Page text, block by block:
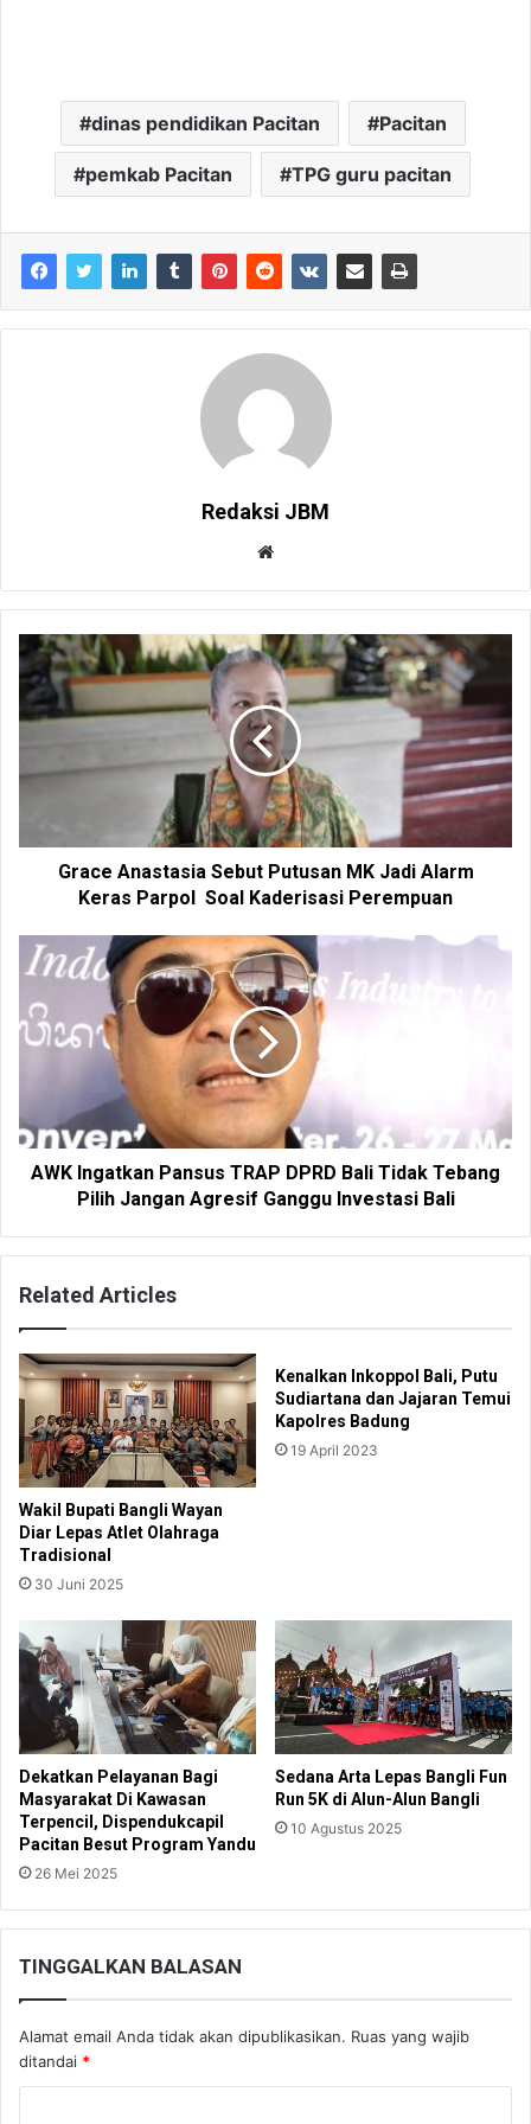
dinas pendidikan Pacitan Pacitan
pemkab Pacitan TPG guru pacitan
Redaksi JBM
b
s
i
t
e
Grace Anastasia Sebut Putusan MK Jadi Alarm
Keras Parpol Soal Kaderisasi Perempuan
AWK Ingatkan Pansus TRAP DPRD Bali Tidak Tebang
Pilih Jangan Agresif Ganggu Investasi Bali
Related Articles
Wakil Bupati Bangli Wayan
Diar Lepas Atlet Olahraga
Tradisional
30 Juni 2025
Kenalkan Inkoppol Bali, Putu
Sudiartana dan Jajaran Temui
Kapolres Badung
19 April 2023
Dekatkan Pelayanan Bagi
Masyarakat Di Kawasan
Terpencil, Dispendukcapil
Pacitan Besut Program Yandu
26 Mei 2025
Sedana Arta Lepas Bangli Fun
Run 5K di Alun-Alun Bangli
10 Agustus 2025
TINGGALKAN BALASAN
Alamat email Anda tidak akan dipublikasikan. Ruas yang wajib
ditandai *